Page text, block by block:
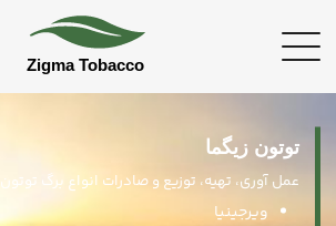
توتون زیگما
عمل آوری، تهیه، توزیع و صادرات انواع برگ توتون
ویرجینیا